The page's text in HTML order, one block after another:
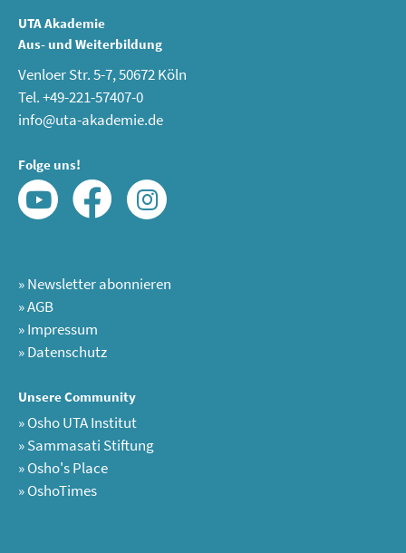
UTA Akademie
Aus- und Weiterbildung
Venloer Str. 5-7, 50672 Köln
Tel. +49-221-57407-0
info@uta-akademie.de
Folge uns!
»Newsletter abonnieren
»AGB
»Impressum
»Datenschutz
Unsere Community
»Osho UTA Institut
»Sammasati Stiftung
»Osho's Place
»OshoTimes